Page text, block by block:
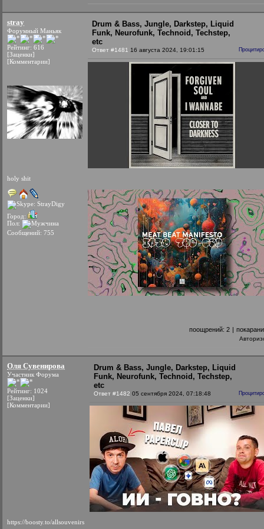
stray
Форумный Маньяк
Рейтинг: 616
[Заценки]
[Комментарии]
holy shit
Город:
Пол:
Сообщений: 755
Drum & Bass, Jungle, Darkstep, Liquid
Funk, Neurofunk, Technoid, Techstep,
etc
Ответ #1481 16 августа 2024, 19:01:15
поощрений: 2 |
Оля Сувенирова
Участник Форума
Рейтинг: 1024
[Заценки]
[Комментарии]
https://boosty.to/allsouvenirs
Drum & Bass, Jungle, Darkstep, Liquid
Funk, Neurofunk, Technoid, Techstep,
etc
Ответ #1482 05 сентября 2024, 07:18:48